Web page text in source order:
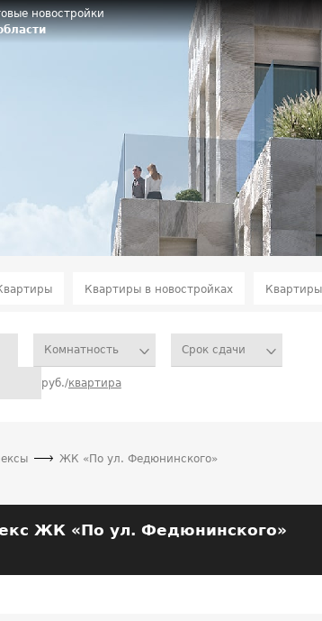
новостройки
Квартиры в новостройках
Комнатность Срок сдачи
руб./квартира
ЖК «По ул. Федюнинского»
ЖК «По ул. Федюнинского»